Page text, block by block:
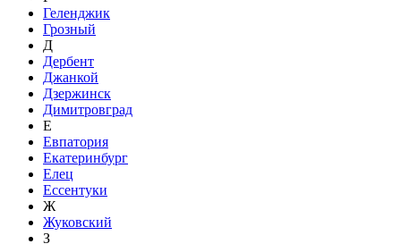
Геленджик
Грозный
Д
Дербент
Джанкой
Дзержинск
Димитровград
Е
Евпатория
Екатеринбург
Елец
Ессентуки
Ж
Жуковский
З